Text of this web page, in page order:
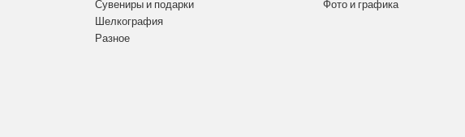
Сувениры и подарки
Шелкография
Разное
Фото и графика